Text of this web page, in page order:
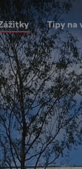
Tipy na